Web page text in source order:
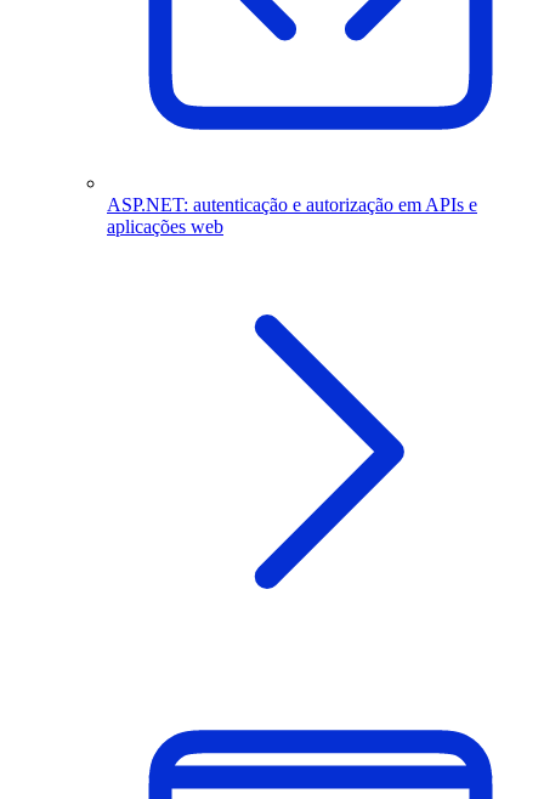
ASP.NET: autenticação e autorização em APIs e
aplicações web